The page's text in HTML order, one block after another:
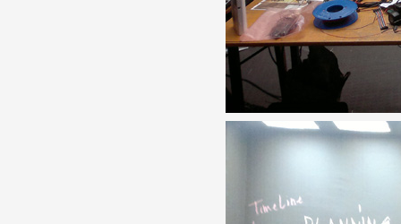
Visites d'ateliers
Production vidéo
Formation